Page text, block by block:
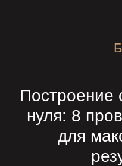
Построение
нуля: 8
для